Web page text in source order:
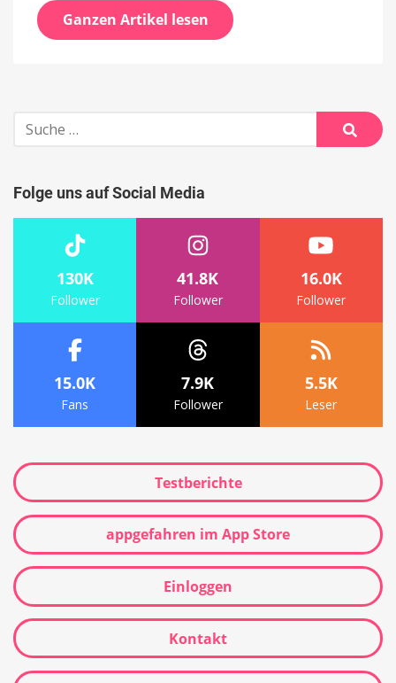
Ganzen Artikel lesen
Suche
nach:
Suche
Folge uns auf Social Media
130K
Follower
41.8K
Follower
16.0K
Follower
15.0K
Fans
7.9K
Follower
5.5K
Leser
Testberichte
appgefahren im App Store
Einloggen
Kontakt